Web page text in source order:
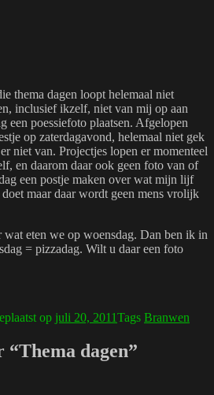
thema dagen loopt helemaal niet
inclusief ikzelf, niet van mij op aan
een poessiefoto plaatsen. Afgelopen
op zaterdagavond, helemaal niet gek
niet van. Projectjes lopen er momenteel
en daarom daar ook geen foto van of
een postje maken over wat mijn lijf
maar daar wordt geen mens vrolijk
wat eten we op woensdag. Dan ben ik in
= pizzadag. Wilt u daar een foto
op juli 20, 2011Tags Branwen
“Thema dagen”